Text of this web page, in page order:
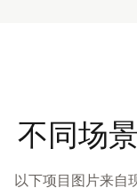
不同场
以下项目图片来自